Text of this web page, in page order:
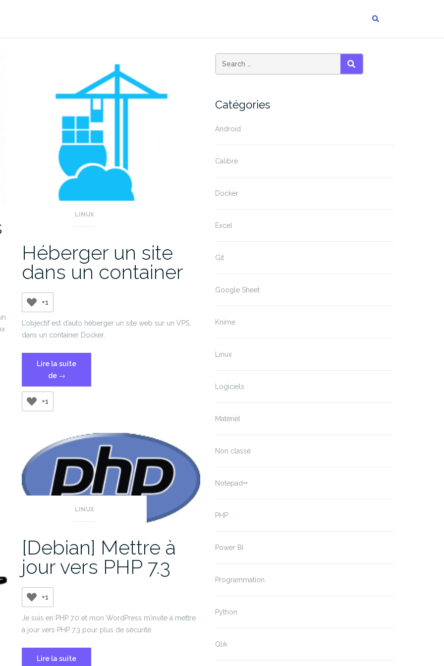
LINUX
Héberger un site
dans un container
+1
L’objectif est d’auto héberger un site web sur un VPS,
dans un container Docker.
Lire la suite
de « Héberger
un
container »
→
+1
LINUX
[Debian] Mettre à
jour vers PHP 7.3
+1
Je suis en PHP 7.0 et mon WordPress m’invite à mettre
à jour vers PHP 7.3 pour plus de sécurité.
Lire la suite
SEARCH
Catégories
Android
Calibre
Docker
Excel
Git
Google Sheet
Knime
Linux
Logiciels
Matériel
Non classé
Notepad++
PHP
Power BI
Programmation
Python
Qlik